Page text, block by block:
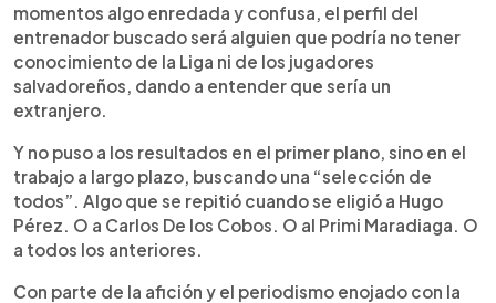
momentos algo enredada y confusa, el perfil del
entrenador buscado será alguien que podría no tener
conocimiento de la Liga ni de los jugadores
salvadoreños, dando a entender que sería un
extranjero.
Y no puso a los resultados en el primer plano, sino en el
trabajo a largo plazo, buscando una “selección de
todos”. Algo que se repitió cuando se eligió a Hugo
Pérez. O a Carlos De los Cobos. O al Primi Maradiaga. O
a todos los anteriores.
Con parte de la afición y el periodismo enojado con la